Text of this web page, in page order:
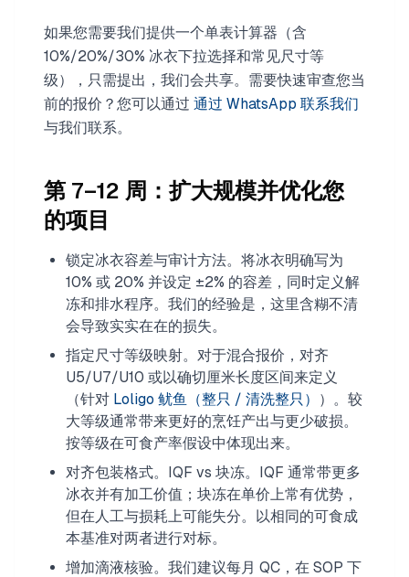
如果您需要我们提供一个单表计算器（含
10%/20%/30% 冰衣下拉选择和常见尺寸等
级），只需提出，我们会共享。需要快速审查您当
前的报价？您可以通过 通过 WhatsApp 联系我们
与我们联系。
第 7–12 周：扩大规模并优化您
的项目
锁定冰衣容差与审计方法。将冰衣明确写为
10% 或 20% 并设定 ±2% 的容差，同时定义解
冻和排水程序。我们的经验是，这里含糊不清
会导致实实在在的损失。
指定尺寸等级映射。对于混合报价，对齐
U5/U7/U10 或以确切厘米长度区间来定义
（针对 Loligo 鱿鱼（整只 / 清洗整只）
）。较
大等级通常带来更好的烹饪产出与更少破损。
按等级在可食产率假设中体现出来。
对齐包装格式。IQF vs 块冻。IQF 通常带更多
冰衣并有加工价值；块冻在单价上常有优势，
但在人工与损耗上可能失分。以相同的可食成
本基准对两者进行对标。
增加滴液核验。我们建议每月 QC，在 SOP 下